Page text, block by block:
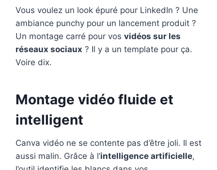
Vous voulez un look épuré pour LinkedIn ? Une
ambiance punchy pour un lancement produit ?
Un montage carré pour vos vidéos sur les
réseaux sociaux ? Il y a un template pour ça.
Voire dix.
Montage vidéo fluide et
intelligent
Canva vidéo ne se contente pas d’être joli. Il est
aussi malin. Grâce à l’intelligence artificielle,